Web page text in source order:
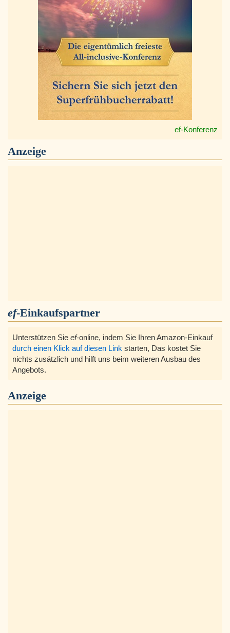
ef-Konferenz
Anzeige
ef-Einkaufspartner
Unterstützen Sie ef-online, indem Sie Ihren Amazon-Einkauf
durch einen Klick auf diesen Link starten, Das kostet Sie
nichts zusätzlich und hilft uns beim weiteren Ausbau des
Angebots.
Anzeige